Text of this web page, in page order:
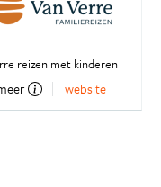
reizen met kinderen
website